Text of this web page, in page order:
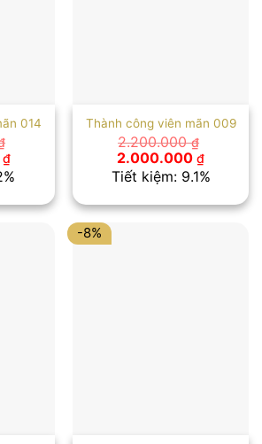
014
₫Giá
hiện
tại
2.200.000 ₫.
Thành công viên mãn 009
2.200.000₫
Giá
gốc
là:
2.000.000 ₫Giá
hiện
tại
Tiết kiệm: 9.1%
-8%